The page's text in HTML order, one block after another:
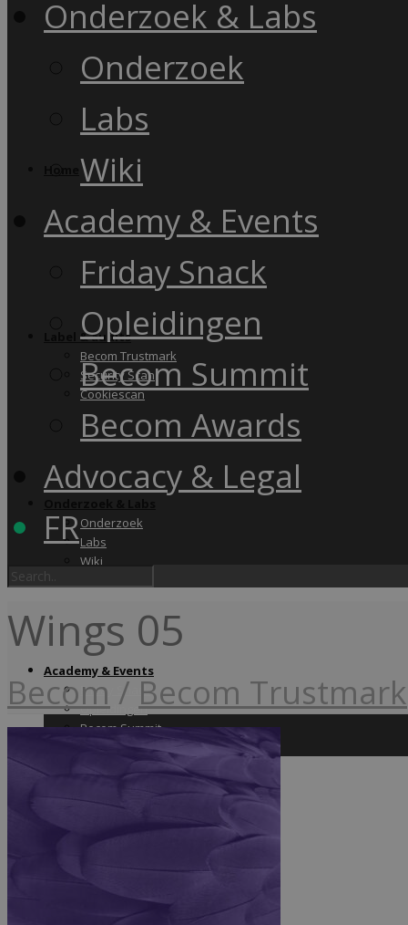
Label & audits
Becom Trustmark
Security Scan
Cookiescan
Onderzoek
Labs
Wiki
Academy & Events
Friday Snack
Opleidingen
Becom Summit
Becom Awards
Advocacy & Legal
Onderzoek & Labs
Onderzoek
Labs
Wiki
Academy & Events
Friday Snack
Opleidingen
Becom Summit
Becom Awards
Advocacy & Legal
FR
Wings 05
Becom / Becom Trustmark